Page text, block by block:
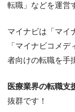
転職」などを運営
マイナビは「マイ
「マイナビコメ
者向けの転職を手
医療業界の転職支
抜群です！